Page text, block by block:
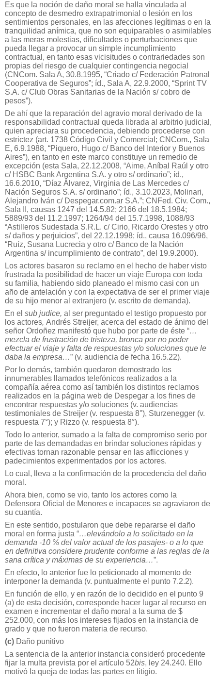
Es que la noción de daño moral se halla vinculada al
concepto de desmedro extrapatrimonial o lesión en los
sentimientos personales, en las afecciones legítimas o en la
tranquilidad anímica, que no son equiparables o asimilables
a las meras molestias, dificultades o perturbaciones que
pueda llegar a provocar un simple incumplimiento
contractual, en tanto esas vicisitudes o contrariedades son
propias del riesgo de cualquier contingencia negocial
(CNCom. Sala A, 30.8.1995, “Criado c/ Federación Patronal
Cooperativa de Seguros”; íd., Sala A, 22.9.2000, “Sprint TV
S.A. c/ Club Obras Sanitarias de la Nación s/ cobro de
pesos”).
De ahí que la reparación del agravio moral derivado de la
responsabilidad contractual queda librada al arbitrio judicial,
quien apreciara su procedencia, debiendo procederse con
estrictez (art. 1738 Código Civil y Comercial; CNCom., Sala
E, 6.9.1988, “Piquero, Hugo c/ Banco del Interior y Buenos
Aires”), en tanto en este marco constituye un remedio de
excepción (esta Sala, 22.12.2008, “Aime, Aníbal Raúl y otro
c/ HSBC Bank Argentina S.A. y otro s/ ordinario”; íd.,
16.6.2010, “Díaz Álvarez, Virginia de Las Mercedes c/
Nación Seguros S.A. s/ ordinario”; íd., 3.10.2023, Molinari,
Alejandro Iván c/ Despegar.com.ar S.A.”; CNFed. Civ. Com.,
Sala II, causas 1247 del 14.5.82; 2166 del 18.5.1984;
5889/93 del 11.2.1997; 1264/94 del 15.7.1998, 1088/93
“Astilleros Sudestada S.R.L. c/ Cirio, Ricardo Orestes y otro
s/ daños y perjuicios”, del 22.12.1998; íd., causa 16.096/96,
“Ruíz, Susana Lucrecia y otro c/ Banco de la Nación
Argentina s/ incumplimiento de contrato”, del 19.9.2000).
Los actores basaron su reclamo en el hecho de haber visto
frustrada la posibilidad de hacer un viaje Europa con toda
su familia, habiendo sido planeado el mismo casi con un
año de antelación y con la expectativa de ser el primer viaje
de su hijo menor al extranjero (v. escrito de demanda).
En el sub judice, al ser preguntado el testigo propuesto por
los actores, Andrés Streijer, acerca del estado de ánimo del
señor Ordoñez manifestó que hubo por parte de éste “…
mezcla de frustración de tristeza, bronca por no poder
efectuar el viaje y falta de respuestas y/o soluciones que le
daba la empresa…” (v. audiencia de fecha 16.5.22).
Por lo demás, también quedaron demostrado los
innumerables llamados telefónicos realizados a la
compañía aérea como así también los distintos reclamos
realizados en la página web de Despegar a los fines de
encontrar respuestas y/o soluciones (v. audiencias
testimoniales de Streijer (v. respuesta 8°), Sturzenegger (v.
respuesta 7°); y Rizzo (v. respuesta 8°).
Todo lo anterior, sumado a la falta de compromiso serio por
parte de las demandadas en brindar soluciones rápidas y
efectivas tornan razonable pensar en las aflicciones y
padecimientos experimentados por los actores.
Lo cual, lleva a la confirmación de la procedencia del daño
moral.
Ahora bien, como se vio, tanto los actores como la
Defensora Oficial de Menores e incapaces se agraviaron de
su cuantía.
En este sentido, postularon que debe repararse el daño
moral en forma justa “…elevándolo a lo solicitado en la
demanda -10 % del valor actual de los pasajes- o a lo que
en definitiva considere prudente conforme a las reglas de la
sana crítica y máximas de su experiencia…”.
En efecto, lo anterior fue lo peticionado al momento de
interponer la demanda (v. puntualmente el punto 7.2.2).
En función de ello, y en razón de lo decidido en el punto 9
(a) de esta decisión, corresponde hacer lugar al recurso en
examen e incrementar el daño moral a la suma de $
252.000, con más los intereses fijados en la instancia de
grado y que no fueron materia de recurso.
(c) Daño punitivo
La sentencia de la anterior instancia consideró procedente
fijar la multa prevista por el artículo 52bis, ley 24.240. Ello
motivó la queja de todas las partes en litigio.